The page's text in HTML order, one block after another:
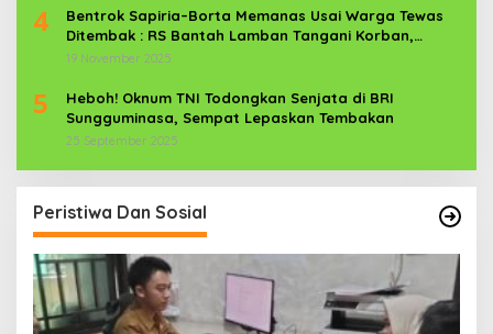
4
Bentrok Sapiria–Borta Memanas Usai Warga Tewas
Ditembak : RS Bantah Lamban Tangani Korban,
Aparat TNI-POLRI Dikerahkan
19 November 2025
5
Heboh! Oknum TNI Todongkan Senjata di BRI
Sungguminasa, Sempat Lepaskan Tembakan
25 September 2025
Peristiwa Dan Sosial